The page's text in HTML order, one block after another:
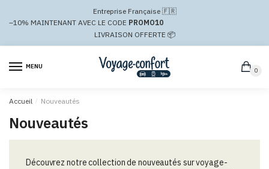
navigation
Entreprise Française 🇫🇷
–10% MAINTENANT AVEC LE CODE PROMO10
LIVRAISON OFFERTE 📦
MENU
0
Accueil / Nouveautés
Nouveautés
Découvrez notre collection de nouveautés sur voyage-